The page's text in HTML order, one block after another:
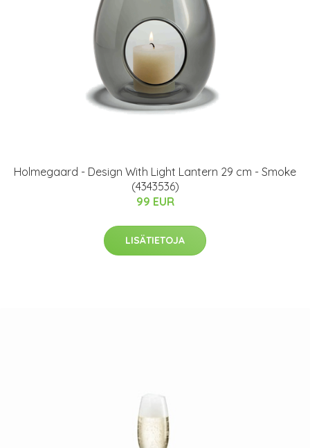
Holmegaard - Design With Light Lantern 29 cm - Smoke
(4343536)
99 EUR
LISÄTIETOJA